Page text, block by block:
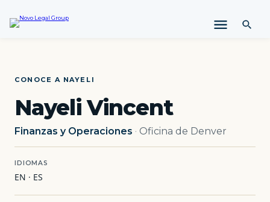
t
d
CONOCE A NAYELI
Nayeli Vincent
Finanzas y Operaciones · Oficina de Denver
IDIOMAS
EN · ES